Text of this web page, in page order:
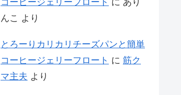
んこ より
とろーりカリカリチーズパンと簡単
コーヒージェリーフロート に 筋ク
マ主夫 より